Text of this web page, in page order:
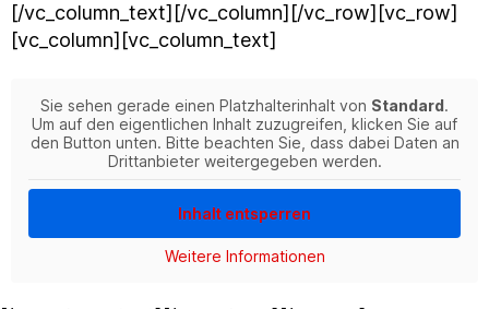
[/vc_column_text][/vc_column][/vc_row][vc_row]
[vc_column][vc_column_text]
Sie sehen gerade einen Platzhalterinhalt von Standard.
Um auf den eigentlichen Inhalt zuzugreifen, klicken Sie auf
den Button unten. Bitte beachten Sie, dass dabei Daten an
Drittanbieter weitergegeben werden.
Inhalt entsperren
Weitere Informationen